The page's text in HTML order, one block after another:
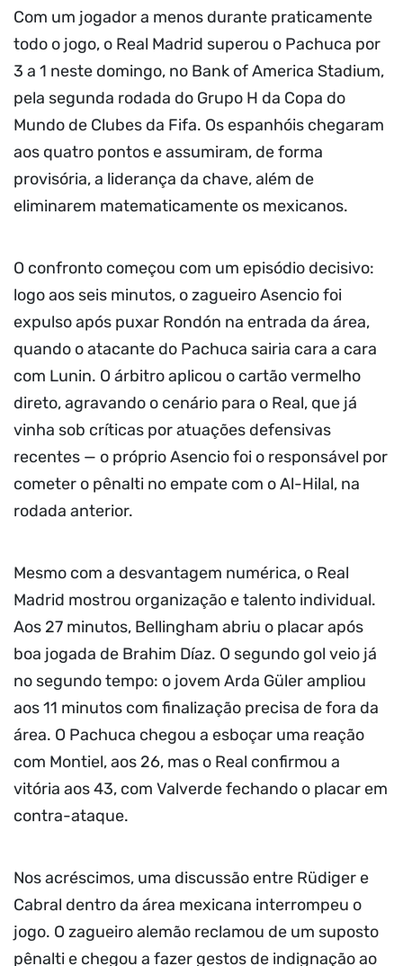
Com um jogador a menos durante praticamente
todo o jogo, o Real Madrid superou o Pachuca por
3 a 1 neste domingo, no Bank of America Stadium,
pela segunda rodada do Grupo H da Copa do
Mundo de Clubes da Fifa. Os espanhóis chegaram
aos quatro pontos e assumiram, de forma
provisória, a liderança da chave, além de
eliminarem matematicamente os mexicanos.
O confronto começou com um episódio decisivo:
logo aos seis minutos, o zagueiro Asencio foi
expulso após puxar Rondón na entrada da área,
quando o atacante do Pachuca sairia cara a cara
com Lunin. O árbitro aplicou o cartão vermelho
direto, agravando o cenário para o Real, que já
vinha sob críticas por atuações defensivas
recentes — o próprio Asencio foi o responsável por
cometer o pênalti no empate com o Al-Hilal, na
rodada anterior.
Mesmo com a desvantagem numérica, o Real
Madrid mostrou organização e talento individual.
Aos 27 minutos, Bellingham abriu o placar após
boa jogada de Brahim Díaz. O segundo gol veio já
no segundo tempo: o jovem Arda Güler ampliou
aos 11 minutos com finalização precisa de fora da
área. O Pachuca chegou a esboçar uma reação
com Montiel, aos 26, mas o Real confirmou a
vitória aos 43, com Valverde fechando o placar em
contra-ataque.
Nos acréscimos, uma discussão entre Rüdiger e
Cabral dentro da área mexicana interrompeu o
jogo. O zagueiro alemão reclamou de um suposto
pênalti e chegou a fazer gestos de indignação ao